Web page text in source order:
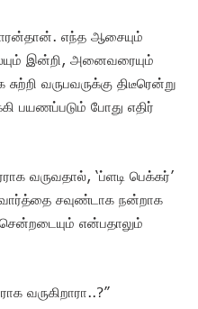
எந்த ஆசையும்
இன்றி, அனைவரையும்
வருபவருக்கு திடீரென்று
பயணப்படும் போது எதிர்
வருவதால், ‘ப்ளடி பெக்கர்’
சவுண்டாக நன்றாக
என்பதாலும்
வருகிறாரா..?”